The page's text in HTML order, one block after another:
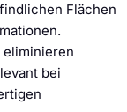
Flächen
bei